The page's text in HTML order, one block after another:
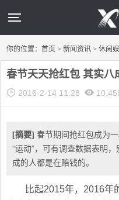
你的位置：首页 > 新闻资讯 > 休闲
春节天天抢红包 其实八
2016-2-14 11:28
[摘要] 春节期间抢红包成为
“运动”，可有调查数据表明
成的人都是在赔钱的。
比起2015年，2016年